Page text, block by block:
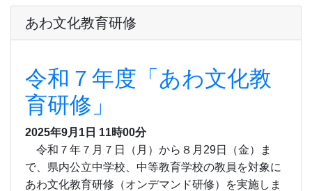
あわ文化教育研修
令和７年度「あわ文化教
育研修」
2025年9月1日 11時00分
令和７年７月７日（月）から８月29日（金）ま
で、県内公立中学校、中等教育学校の教員を対象に
あわ文化教育研修（オンデマンド研修）を実施しま